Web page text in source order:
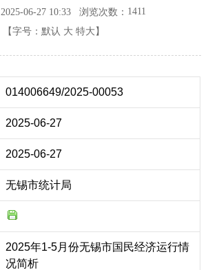
06-27 10:33 浏览次数： 1411
【字号： 默认 大 特大 】
014006649/2025-00053
2025-06-27
2025-06-27
无锡市统计局
2025年1-5月份无锡市国民经济运行情
况简析